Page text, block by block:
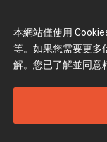
本網站僅使用
等。如果您需要更多
解。您已了解並同意